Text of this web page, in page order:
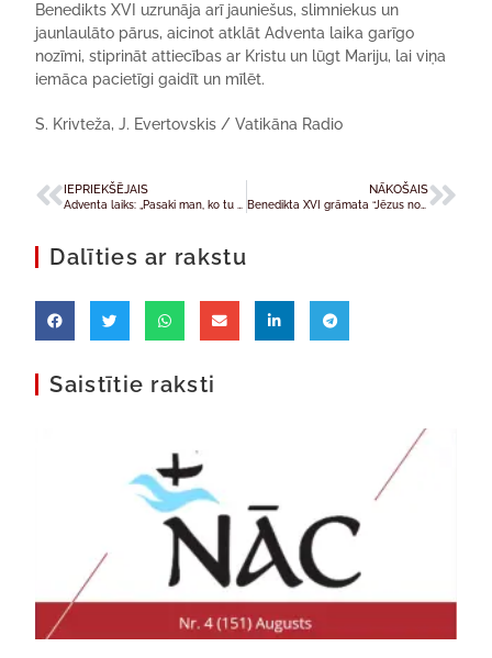
Benedikts XVI uzrunāja arī jauniešus, slimniekus un
jaunlaulāto pārus, aicinot atklāt Adventa laika garīgo
nozīmi, stiprināt attiecības ar Kristu un lūgt Mariju, lai viņa
iemāca pacietīgi gaidīt un mīlēt.
S. Krivteža, J. Evertovskis / Vatikāna Radio
IEPRIEKŠĒJAIS NĀKOŠAIS
Benedikta XVI grāmata “Jēzus no Nācaretes” tagad arī krievu valodā
Dalīties ar rakstu
Saistītie raksti